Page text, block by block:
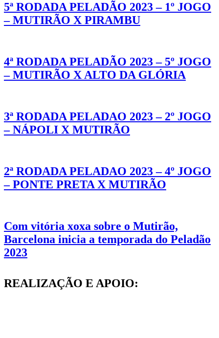
5ª RODADA PELADÃO 2023 – 1º JOGO
– MUTIRÃO X PIRAMBU
4ª RODADA PELADÃO 2023 – 5º JOGO
– MUTIRÃO X ALTO DA GLÓRIA
3ª RODADA PELADAO 2023 – 2º JOGO
– NÁPOLI X MUTIRÃO
2ª RODADA PELADAO 2023 – 4º JOGO
– PONTE PRETA X MUTIRÃO
Com vitória xoxa sobre o Mutirão,
Barcelona inicia a temporada do Peladão
2023
REALIZAÇÃO E APOIO: